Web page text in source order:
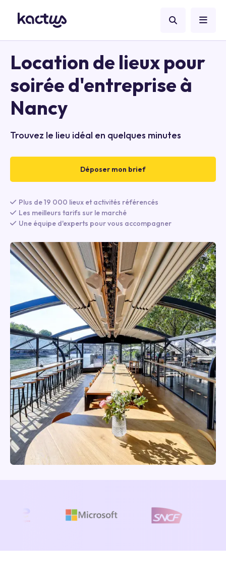
Location de lieux pour
soirée d'entreprise à
Nancy
Trouvez le lieu idéal en quelques minutes
Déposer mon brief
Plus de 19 000 lieux et activités référencés
Les meilleurs tarifs sur le marché
Une équipe d'experts pour vous accompagner